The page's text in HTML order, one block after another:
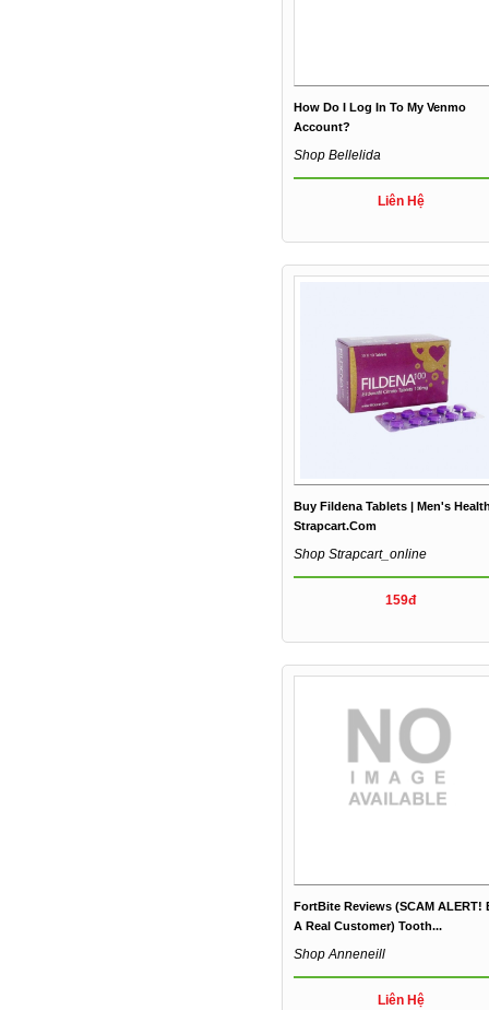
How Do I Log In To My Venmo
Account?
Shop Bellelida
Liên Hệ
Buy Fildena Tablets | Men's
Strapcart.com
Shop Strapcart_online
159đ
FortBite Reviews (SCAM ALERT!
A Real Customer) Tooth...
Shop Anneneill
Liên Hệ